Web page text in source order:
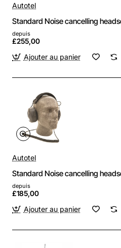
Autotel
Standard Noise cancelling
depuis
£255,00
Ajouter au panier
Autotel
Standard Noise cancelling
depuis
£185,00
Ajouter au panier